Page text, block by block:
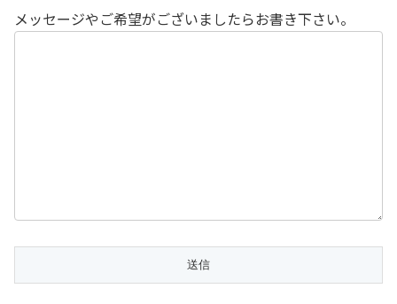
メッセージやご希望がございましたらお書き下さい。